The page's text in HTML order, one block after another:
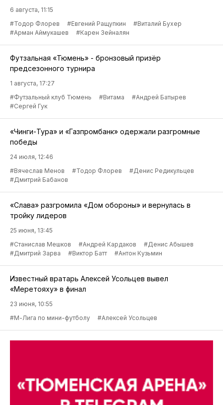
6 августа, 11:15
#Тодор Флорев
#Евгений Ращупкин
#Виталий Бухер
#Арман Аймукашев
#Карен Зейналян
Футзальная «Тюмень» - бронзовый призёр
предсезонного турнира
1 августа, 17:27
#Футзальный клуб Тюмень
#Витама
#Андрей Батырев
#Сергей Гук
«Чинги-Тура» и «Газпромбанк» одержали разгромные
победы
24 июля, 12:46
#Вячеслав Менов
#Тодор Флорев
#Денис Редикульцев
#Дмитрий Бабанов
«Слава» разгромила «Дом обороны» и вернулась в
тройку лидеров
25 июня, 13:45
#Станислав Мешков
#Андрей Кардаков
#Денис Абышев
#Дмитрий Зарва
#Виктор Батт #Антон Кузьмин
Известный вратарь Алексей Усольцев вывел
«Меретояху» в финал
23 июня, 10:55
#М-Лига по мини-футболу
#Алексей Усольцев